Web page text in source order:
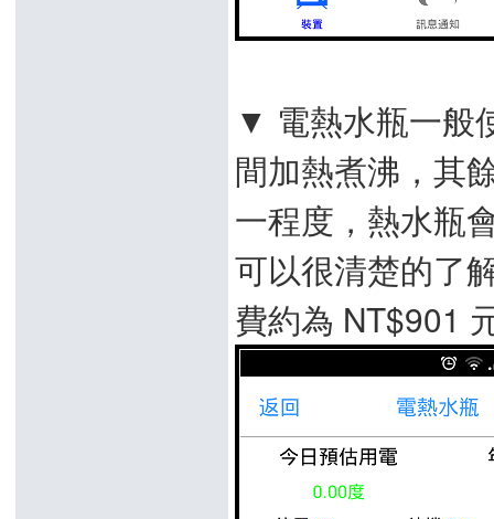
▼ 電熱水瓶一般
間加熱煮沸，其
一程度，熱水瓶
可以很清楚的了
費約為 NT$901